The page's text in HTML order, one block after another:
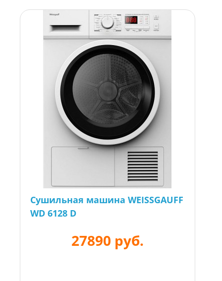
Сушильная машина WEISSGAUFF
WD 6128 D
27890 руб.